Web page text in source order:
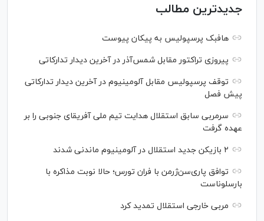
جدیدترین مطالب
هافبک پرسپولیس به پیکان پیوست
پیروزی تراکتور مقابل شمس‌آذر در آخرین دیدار تدارکاتی
توقف پرسپولیس مقابل آلومینیوم در آخرین دیدار تدارکاتی
پیش فصل
سرمربی سابق استقلال هدایت تیم ملی آفریقای جنوبی را بر
عهده گرفت
۲ بازیکن جدید استقلال در آلومینیوم ماندنی شدند
توافق پاری‌سن‌ژرمن با فران تورس؛ حالا نوبت مذاکره با
بارسلوناست
مربی خارجی استقلال تمدید کرد